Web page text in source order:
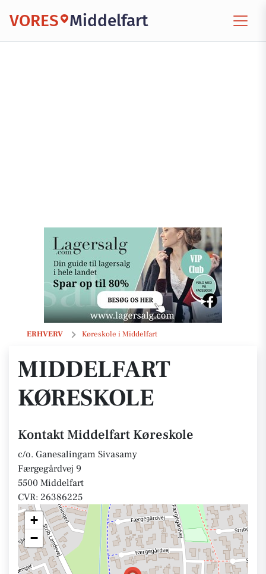
VORES Middelfart
ERHVERV Køreskole i Middelfart
Middelfart Køreskole
MIDDELFART
KØRESKOLE
Kontakt Middelfart Køreskole
c/o. Ganesalingam Sivasamy
Færgegårdvej 9
5500 Middelfart
CVR: 26386225
+
−